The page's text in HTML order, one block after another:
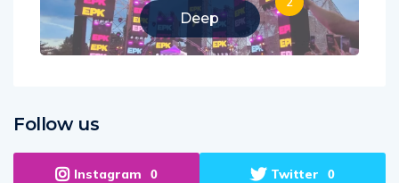
Deep
Follow us
Instagram 0 Twitter 0